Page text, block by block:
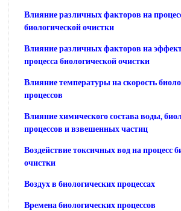
Влияние различных факторов на
биологической очистки
Влияние различных факторов на
процесса биологической очистки
Влияние температуры на скорость
процессов
Влияние химического состава воды,
процессов и взвешенных частиц
Воздействие токсичных вод на процесс
очистки
Воздух в биологических процессах
Времена биологических процессов